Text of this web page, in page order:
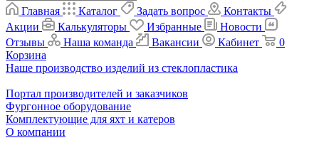
Главная Каталог Задать вопрос
Контакты
Акции
Калькуляторы Избранные
Новости
Отзывы
Наша команда Вакансии Кабинет
0
Корзина
Наше производство изделий из стеклопластика
Портал производителей и заказчиков
Фургонное оборудование
Комплектующие для яхт и катеров
О компании